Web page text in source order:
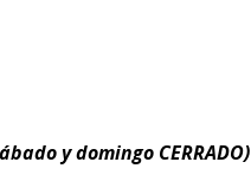
y domingo CERRADO)